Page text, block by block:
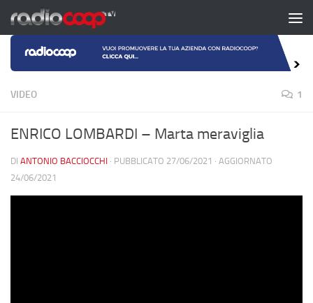
Salta al contenuto
VIDEO 1
ENRICO LOMBARDI – Marta meraviglia
DI ANTONIO BACCIOCCHI · PUBBLICATO 27/06/2021 · AGGIORNATO
24/06/2021